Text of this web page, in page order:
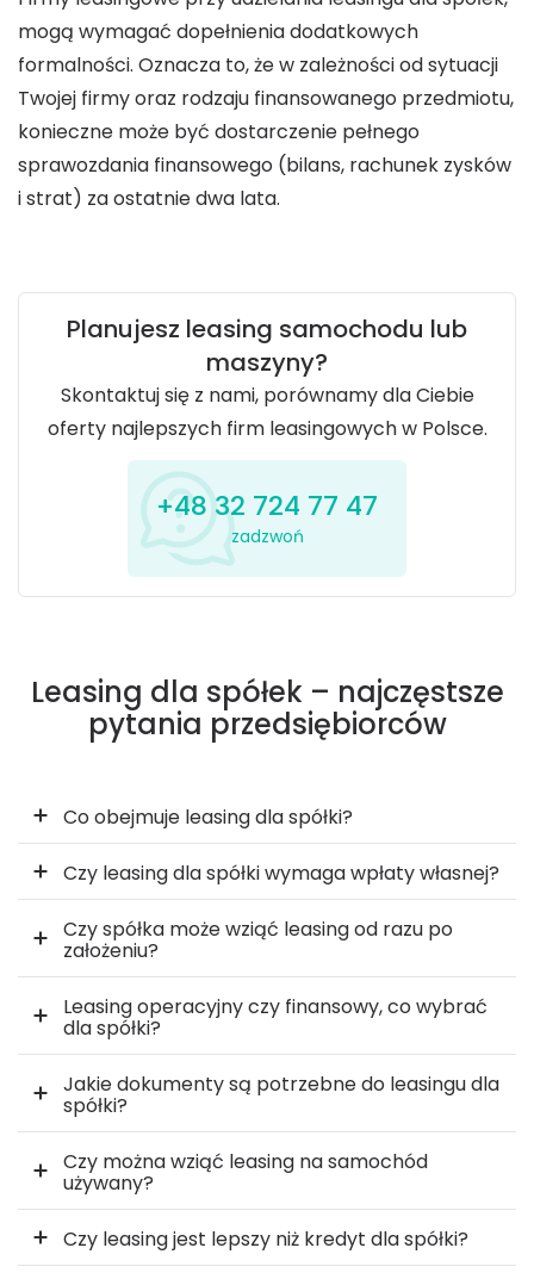
mogą wymagać dopełnienia dodatkowych
formalności. Oznacza to, że w zależności od sytuacji
Twojej firmy oraz rodzaju finansowanego przedmiotu,
konieczne może być dostarczenie pełnego
sprawozdania finansowego (bilans, rachunek zysków
i strat) za ostatnie dwa lata.
Planujesz leasing samochodu lub
maszyny?
Skontaktuj się z nami, porównamy dla Ciebie
oferty najlepszych firm leasingowych w Polsce.
+48 32 724 77 47
zadzwoń
Leasing dla spółek – najczęstsze
pytania przedsiębiorców
Co obejmuje leasing dla spółki?
Czy leasing dla spółki wymaga wpłaty własnej?
Czy spółka może wziąć leasing od razu po
założeniu?
Leasing operacyjny czy finansowy, co wybrać
dla spółki?
Jakie dokumenty są potrzebne do leasingu dla
spółki?
Czy można wziąć leasing na samochód
używany?
Czy leasing jest lepszy niż kredyt dla spółki?